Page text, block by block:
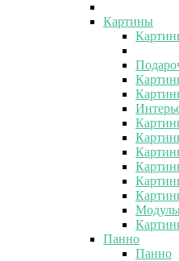
Картины
Панно
Панно